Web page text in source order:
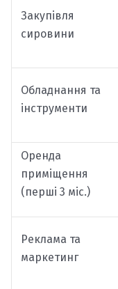
Закупівля
сировини
Обладнання та
інструменти
Оренда
приміщення
(перші 3 міс.)
Реклама та
маркетинг